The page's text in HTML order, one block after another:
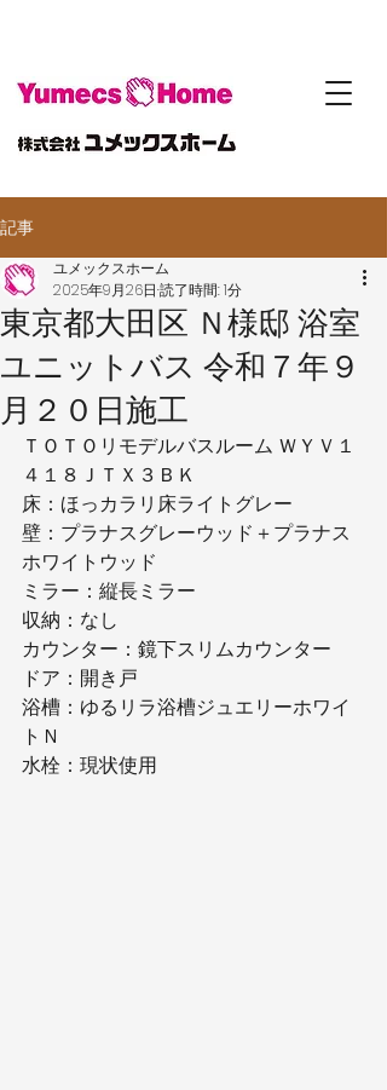
記事
東京都大田区 Ｎ様邸 浴室
ユニットバス 令和７年９
月２０日施工
ユメックスホーム
2025年9月26日 読了時間: 1分
ＴＯＴＯリモデルバスルーム ＷＹＶ１
４１８ＪＴＸ３ＢＫ
床：ほっカラリ床ライトグレー
壁：プラナスグレーウッド＋プラナス
ホワイトウッド
ミラー：縦長ミラー
収納：なし
カウンター：鏡下スリムカウンター
ドア：開き戸
浴槽：ゆるリラ浴槽ジュエリーホワイ
トＮ
水栓：現状使用